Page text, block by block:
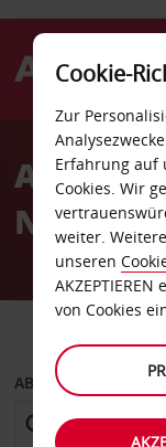
Avis
Nazaire
ABHOLEN VON
Cookie-
Zur
Erfahrung auf
Cookies. Wir
weiter.
unseren
von Cookies